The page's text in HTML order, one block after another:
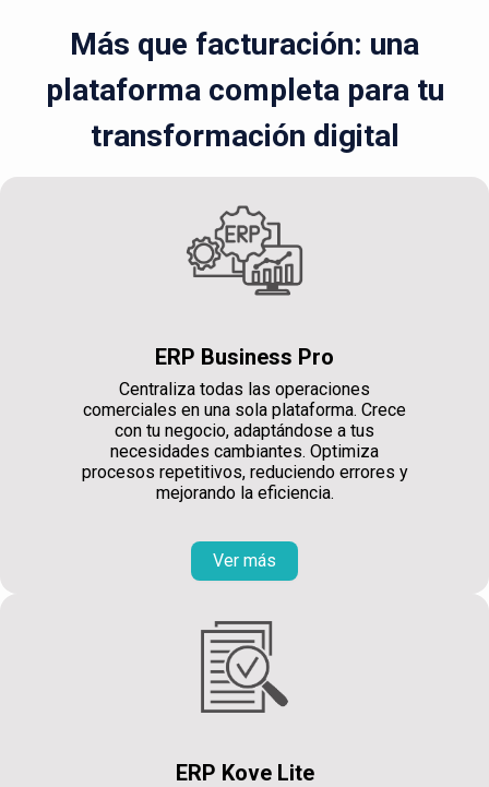
Más que facturación: una
plataforma completa para tu
transformación digital
ERP Business Pro
Centraliza todas las operaciones
comerciales en una sola plataforma. Crece
con tu negocio, adaptándose a tus
necesidades cambiantes. Optimiza
procesos repetitivos, reduciendo errores y
mejorando la eficiencia.
Ver más
ERP Kove Lite